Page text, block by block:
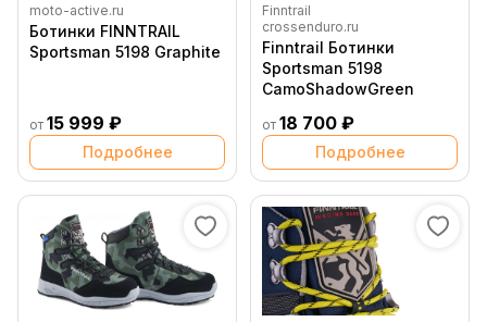
moto-active.ru
Ботинки FINNTRAIL
Sportsman 5198 Graphite
от 15 999 ₽
Подробнее
Finntrail
crossenduro.ru
Finntrail Ботинки
Sportsman 5198
CamoShadowGreen
от 18 700 ₽
Подробнее